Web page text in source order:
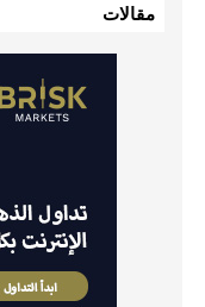
مقالات